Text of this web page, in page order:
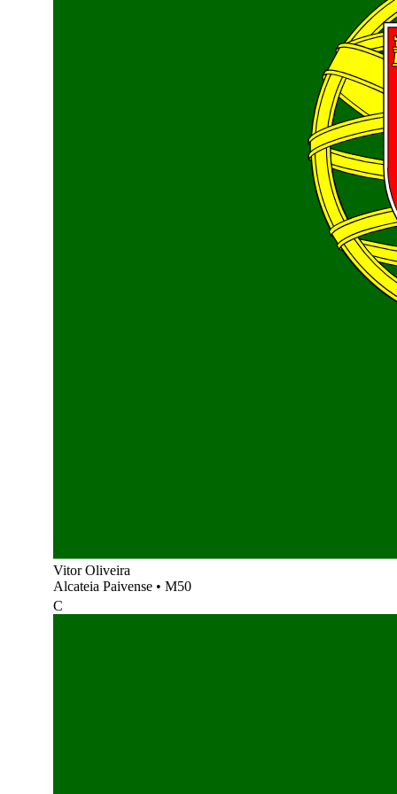
Vitor Oliveira
Alcateia Paivense • M50
C